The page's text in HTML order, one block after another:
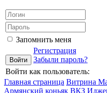
Запомнить меня
Регистрация
Забыли пароль?
Войти как пользователь:
Главная страница Витрина
Армянский коньяк ВКЗ